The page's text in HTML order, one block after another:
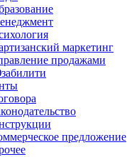
маркетинг
продажами
предложение